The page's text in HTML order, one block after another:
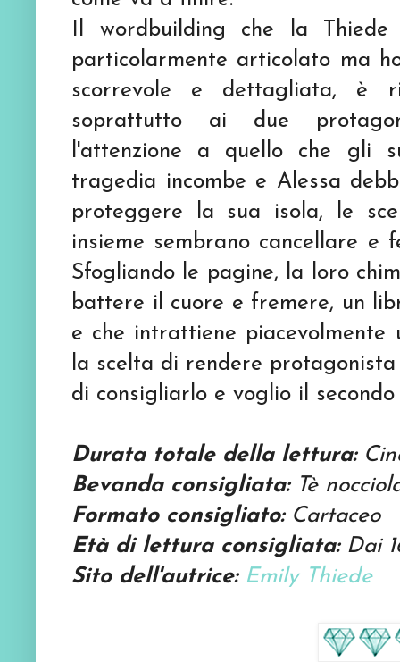
Il wordbuilding che la
particolarmente articolato ma
scorrevole e dettagliata, è
soprattutto ai due
l'attenzione a quello che gli
tragedia incombe e Alessa
proteggere la sua isola, le
insieme sembrano cancellare
Sfogliando le pagine, l a loro
battere il cuore e fremere, un
e che intrattiene piacevolmente
la scelta di rendere
di consigliarlo e voglio il secondo
Durata totale della lettura:
Bevanda consigliata: Tè
Formato consigliato: Cartaceo
Età di lettura consigliata:Dai
Sito dell'autrice: Emily Thiede